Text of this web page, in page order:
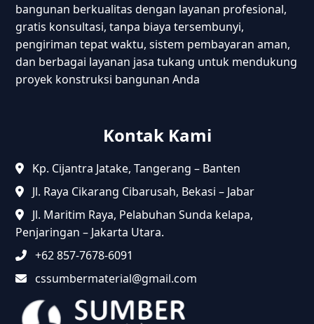
bangunan berkualitas dengan layanan profesional,
gratis konsultasi, tanpa biaya tersembunyi,
pengiriman tepat waktu, sistem pembayaran aman,
dan berbagai layanan jasa tukang untuk mendukung
proyek konstruksi bangunan Anda
Kontak Kami
Kp. Cijantra Jatake, Tangerang – Banten
Jl. Raya Cikarang Cibarusah, Bekasi – Jabar
Jl. Maritim Raya, Pelabuhan Sunda kelapa,
Penjaringan – Jakarta Utara.
+62 857-7678-6091
cssumbermaterial@gmail.com